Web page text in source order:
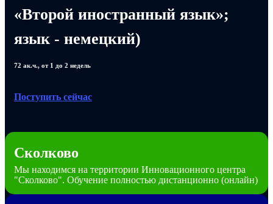
«Второй иностранный язык»;
язык - немецкий)
72 ак.ч., от 1 до 2 недель
Поступить сейчас
Сколково
Мы находимся на территории Инновационного центра
"Сколково". Обучение полностью дистанционно (онлайн)